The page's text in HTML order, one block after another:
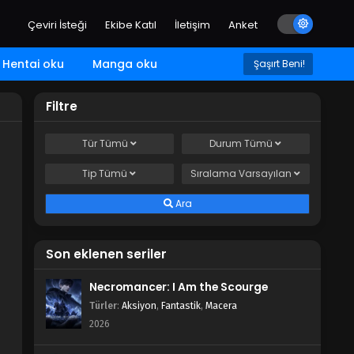
Çeviri İsteği Ekibe Katıl İletişim Anket
Hentai oku Manga oku Şaşırt Beni!
Filtre
TürTümü DurumTümü
TipTümü SıralamaVarsayılan
Ara
Son eklenen seriler
Necromancer: I Am the Scourge
Türler: Aksiyon, Fantastik, Macera
2026